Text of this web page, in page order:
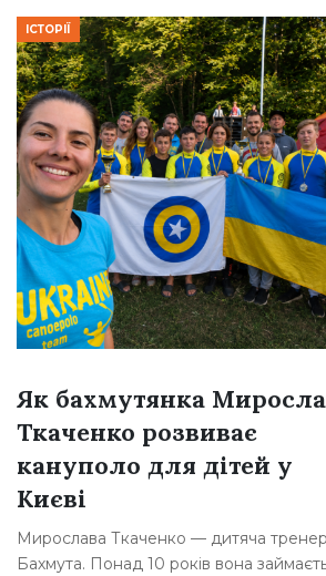
ІСТОРІЇ
Як бахмутянка
Ткаченко розвиває
кануполо для дітей у
Києві
Мирослава Ткаченко — дитяча
Бахмута. Понад 10 років вона